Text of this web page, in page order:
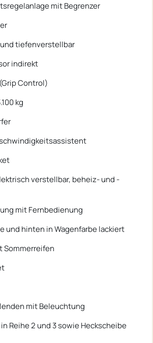
mit Begrenzer
tiefenverstellbar
indirekt
Control)
kg
verstellbar, beheiz- und
mit Fernbedienung
und hinten in Wagenfarbe lackiert
Sommerreifen
mit Beleuchtung
Reihe 2 und 3 sowie Heckscheibe